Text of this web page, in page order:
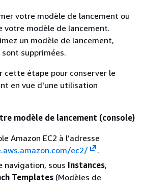
votre modèle de lancement ou
votre modèle de lancement.
un modèle de lancement,
supprimées.
cette étape pour conserver le
en vue d'une utilisation
modèle de lancement (console)
Amazon EC2 à l’adresse
ec2/
.
navigation, sous Instances,
Templates (Modèles de